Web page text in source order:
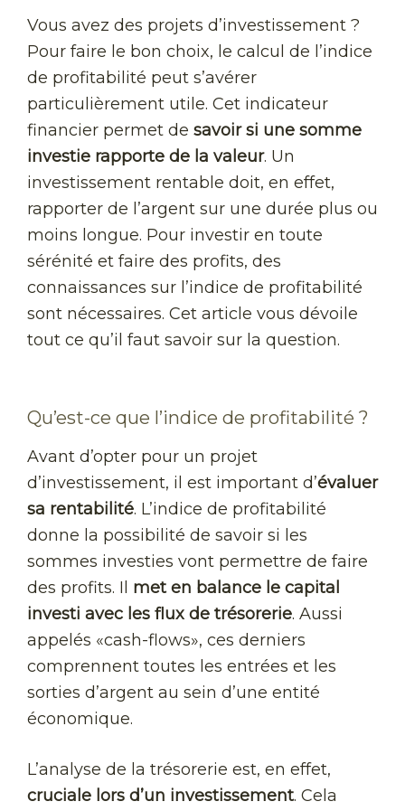
Vous avez des projets d’investissement ?
Pour faire le bon choix, le calcul de l’indice
de profitabilité peut s’avérer
particulièrement utile. Cet indicateur
financier permet de savoir si une somme
investie rapporte de la valeur. Un
investissement rentable doit, en effet,
rapporter de l’argent sur une durée plus ou
moins longue. Pour investir en toute
sérénité et faire des profits, des
connaissances sur l’indice de profitabilité
sont nécessaires. Cet article vous dévoile
tout ce qu’il faut savoir sur la question.
Qu’est-ce que l’indice de profitabilité ?
Avant d’opter pour un projet
d’investissement, il est important d’évaluer
sa rentabilité. L’indice de profitabilité
donne la possibilité de savoir si les
sommes investies vont permettre de faire
des profits. Il met en balance le capital
investi avec les flux de trésorerie. Aussi
appelés «cash-flows», ces derniers
comprennent toutes les entrées et les
sorties d’argent au sein d’une entité
économique.
L’analyse de la trésorerie est, en effet,
cruciale lors d’un investissement. Cela